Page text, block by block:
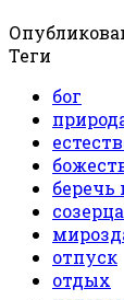
Теги
бог
беречь
отпуск
отдых